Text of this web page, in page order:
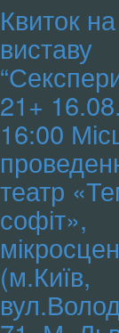
Квиток на
виставу
21+
16:00
театр
софіт»,
(м.Київ,